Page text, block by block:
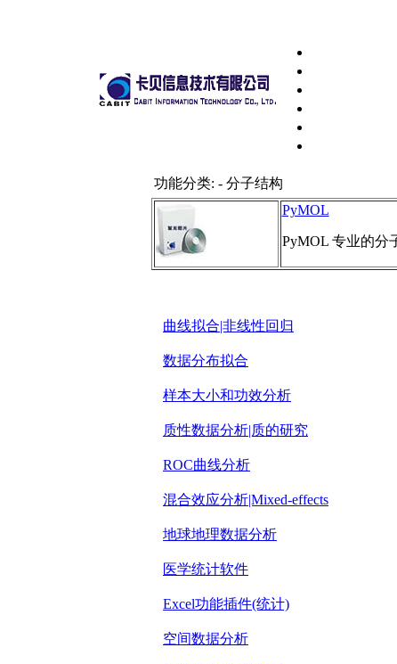
功能分类: - 分子结构
PyMOL
PyMOL 专业的分
曲线拟合|非线性回归
数据分布拟合
样本大小和功效分析
质性数据分析|质的研究
ROC曲线分析
混合效应分析|Mixed-effects
地球地理数据分析
医学统计软件
Excel功能插件(统计)
空间数据分析